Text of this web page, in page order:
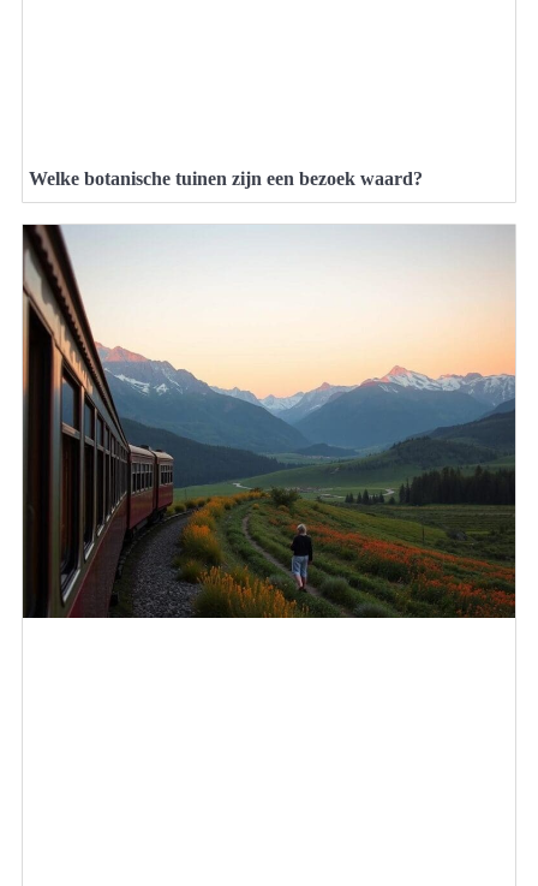
Welke botanische tuinen zijn een bezoek waard?